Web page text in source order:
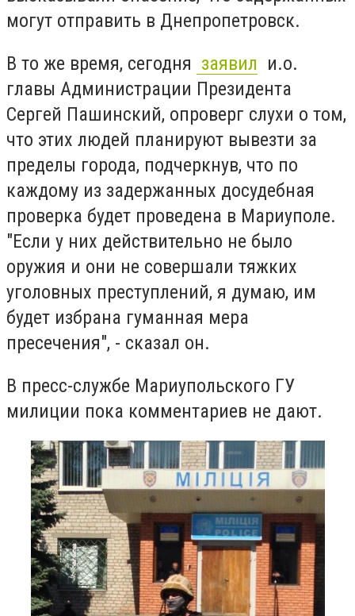
могут отправить в Днепропетровск.
В то же время, сегодня заявил и.о.
главы Администрации Президента
Сергей Пашинский, опроверг слухи о том,
что этих людей планируют вывезти за
пределы города, подчеркнув, что по
каждому из задержанных досудебная
проверка будет проведена в Мариуполе.
"Если у них действительно не было
оружия и они не совершали тяжких
уголовных преступлений, я думаю, им
будет избрана гуманная мера
пресечения", - сказал он.
В пресс-службе Мариупольского ГУ
милиции пока комментариев не дают.